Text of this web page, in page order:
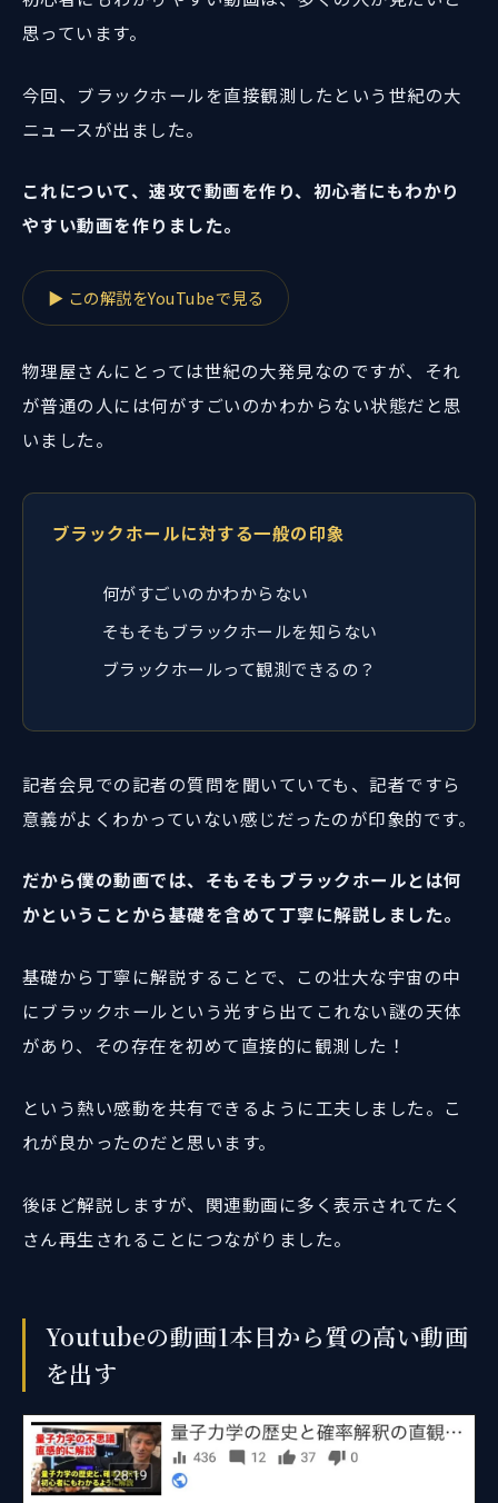
思っています。
今回、ブラックホールを直接観測したという世紀の大
ニュースが出ました。
これについて、速攻で動画を作り、初心者にもわかり
やすい動画を作りました。
▶ この解説をYouTubeで見る
物理屋さんにとっては世紀の大発見なのですが、それ
が普通の人には何がすごいのかわからない状態だと思
いました。
ブラックホールに対する一般の印象
何がすごいのかわからない
そもそもブラックホールを知らない
ブラックホールって観測できるの？
記者会見での記者の質問を聞いていても、記者ですら
意義がよくわかっていない感じだったのが印象的です。
だから僕の動画では、そもそもブラックホールとは何
かということから基礎を含めて丁寧に解説しました。
基礎から丁寧に解説することで、この壮大な宇宙の中
にブラックホールという光すら出てこれない謎の天体
があり、その存在を初めて直接的に観測した！
という熱い感動を共有できるように工夫しました。こ
れが良かったのだと思います。
後ほど解説しますが、関連動画に多く表示されてたく
さん再生されることにつながりました。
Youtubeの動画1本目から質の高い動画
を出す